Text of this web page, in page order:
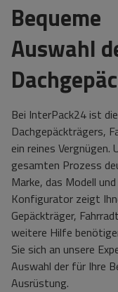
Bequeme
Auswahl
Bei InterPack24 ist
Dachgepäckträgers,
ein reines
gesamten Prozess
Marke, das Modell
Konfigurator zeigt
Gepäckträger,
weitere Hilfe
Sie sich an unsere
Auswahl der für Ihre
Ausrüstung.